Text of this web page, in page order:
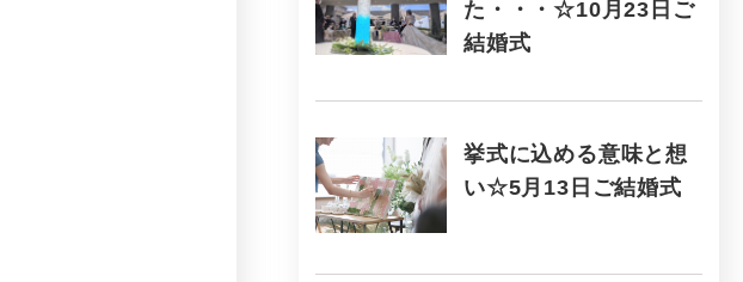
た・・・☆10月23日ご
結婚式
挙式に込める意味と想
い☆5月13日ご結婚式